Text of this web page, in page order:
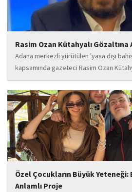
Rasim Ozan Kütahyalı Gözaltına
Adana merkezli yürütülen 'yasa dışı
kapsamında gazeteci Rasim Ozan
gözaltına alındı.
Özel Çocukların Büyük Yeteneği:
Anlamlı Proje